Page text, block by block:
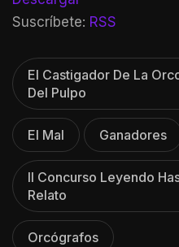
Suscríbete: RSS
El Castigador De La
Del Pulpo
El Mal Ganadores
II Concurso Leyendo
Relato
Orcógrafos